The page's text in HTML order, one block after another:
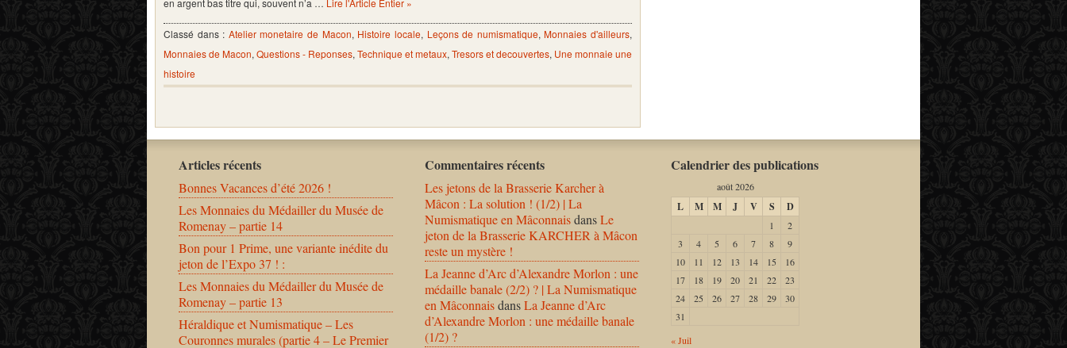
en argent bas titre qui, souvent n’a … Lire l'Article Entier »
Classé dans : Atelier monetaire de Macon, Histoire locale, Leçons de numismatique,Monnaies d'ailleurs,
Monnaies de Macon, Questions - Reponses, Technique et metaux, Tresors et decouvertes, Une monnaie une
histoire
Articles récents
Bonnes Vacances d’été 2026 !
Les Monnaies du Médailler du Musée de
Romenay – partie 14
Bon pour 1 Prime, une variante inédite du
jeton de l’Expo 37 ! :
Les Monnaies du Médailler du Musée de
Romenay – partie 13
Héraldique et Numismatique – Les
Couronnes murales (partie 4 – Le Premier
Commentaires récents
Les jetons de la Brasserie Karcher à
Mâcon : La solution ! (1/2) | La
Numismatique en MâconnaisdansLe
jeton de la Brasserie KARCHER à Mâcon
reste un mystère !
La Jeanne d’Arc d’Alexandre Morlon : une
médaille banale (2/2) ? | La Numismatique
en MâconnaisdansLa Jeanne d’Arc
d’Alexandre Morlon : une médaille banale
(1/2) ?
Calendrier des publications
août 2026
L M M J V S D
1
2
3
4 5 6 7 8
9
10
11 12 13 14 15
16
17
18 19 20 21 22
23
24
25 26 27 28 29
30
31
« Juil